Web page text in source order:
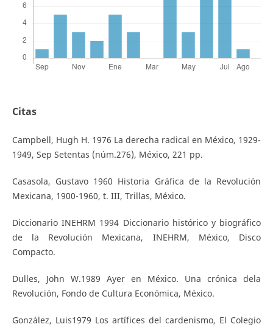
Citas
Campbell, Hugh H. 1976 La derecha radical en México, 1929-
1949, Sep Setentas (núm.276), México, 221 pp.
Casasola, Gustavo 1960 Historia Gráfica de la Revolución
Mexicana, 1900-1960, t. III, Trillas, México.
Diccionario INEHRM 1994 Diccionario histórico y biográfico
de la Revolución Mexicana, INEHRM, México, Disco
Compacto.
Dulles, John W.1989 Ayer en México. Una crónica dela
Revolución, Fondo de Cultura Económica, México.
González, Luis1979 Los artífices del cardenismo, El Colegio